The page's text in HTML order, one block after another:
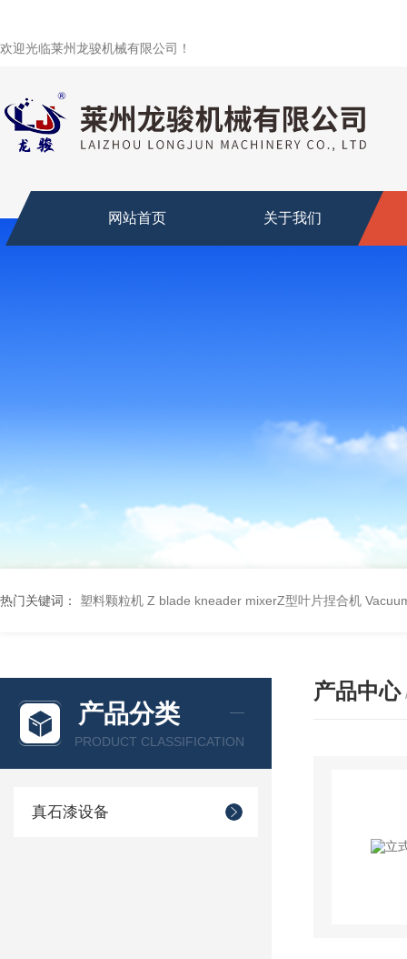
欢迎光临莱州龙骏机械有限公司！
网站首页 关于我们
热门关键词： 塑料颗粒机 Z blade kneader mixerZ型叶片捏合机
产品分类
PRODUCT CLASSIFICATION
真石漆设备
产品中心